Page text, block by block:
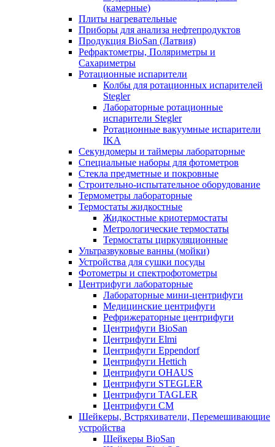
(камерные)
Плиты нагревательные
Приборы для анализа нефтепродуктов
Продукция BioSan (Латвия)
Рефрактометры, Поляриметры и
Сахариметры
Ротационные испарители
Колбы для ротационных испарителей
Stegler
Лабораторные ротационные
испарители Stegler
Ротационные вакуумные испарители
IKA
Секундомеры и таймеры лабораторные
Специальные наборы для фотометров
Стекла предметные и покровные
Строительно-испытательное оборудование
Термометры лабораторные
Термостаты жидкостные
Жидкостные криотермостаты
Метрологические термостаты
Термостаты циркуляционные
Ультразвуковые ванны (мойки)
Устройства для сушки посуды
Фотометры и спектрофотометры
Центрифуги лабораторные
Лабораторные мини-центрифуги
Медицинские центрифуги
Рефрижераторные центрифуги
Центрифуги BioSan
Центрифуги Elmi
Центрифуги Eppendorf
Центрифуги Hettich
Центрифуги OHAUS
Центрифуги STEGLER
Центрифуги TAGLER
Центрифуги СМ
Шейкеры, Встряхиватели, Перемешивающие
устройства
Шейкеры BioSan